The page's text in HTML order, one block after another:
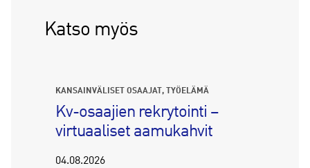
Katso myös
KANSAINVÄLISET OSAAJAT TYÖELÄMÄ
Kv-osaajien rekrytointi –
virtuaaliset aamukahvit
04.08.2026